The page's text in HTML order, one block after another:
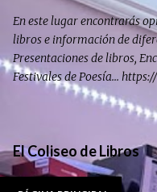
En este lugar encontrarás
libros e información de
Presentaciones de libros,
Festivales de Poesía...
El Coliseo de Libros